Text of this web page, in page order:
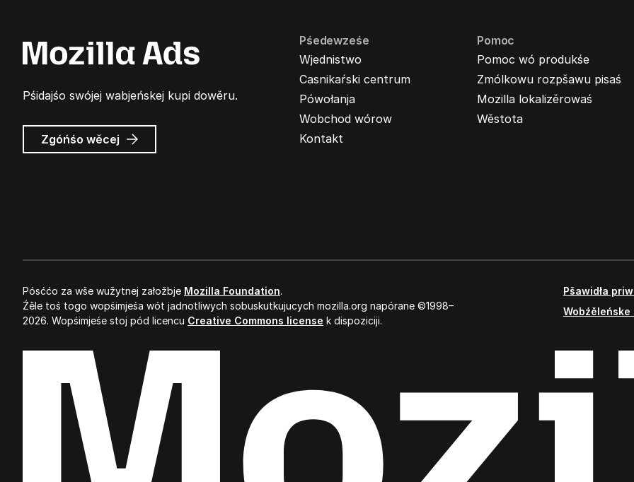
Pśidajśo swójej wabjeńskej kupi dowěru.
Zgóńśo wěcej wó
Wabjenje
Pśedewześe
Wjednistwo
Casnikaŕski centrum
Pówołanja
Wobchod wórow
Kontakt
Pomoc
Pomoc wó produkśe
Zmólkowu rozpšawu pisaś
Mozilla lokalizěrowaś
Wěstota
Pósććo za wše wužytnej załožbje Mozilla Foundation.
Źěle toś togo wopśimjeśa wót jadnotliwych sobuskutkujucych mozilla.org napórane ©1998–
2026. Wopśimjeśe stoj pód licencu Creative Commons license k dispoziciji.
Pšawidła